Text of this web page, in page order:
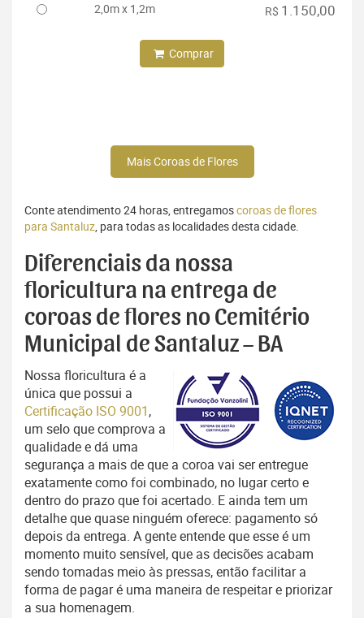
2,0m x 1,2m R$ 1.150,00
Comprar
Mais Coroas de Flores
Conte atendimento 24 horas, entregamoscoroas de flores
para Santaluz, para todas as localidades desta cidade.
Diferenciais da nossa
floricultura na entrega de
coroas de flores no Cemitério
Municipal de Santaluz – BA
Nossa floricultura é a
única que possui a
Certificação ISO 9001,
um selo que comprova a
qualidade e dá uma
segurança a mais de que a coroa vai ser entregue
exatamente como foi combinado, no lugar certo e
dentro do prazo que foi acertado. E ainda tem um
detalhe que quase ninguém oferece: pagamento só
depois da entrega. A gente entende que esse é um
momento muito sensível, que as decisões acabam
sendo tomadas meio às pressas, então facilitar a
forma de pagar é uma maneira de respeitar e priorizar
a sua homenagem.